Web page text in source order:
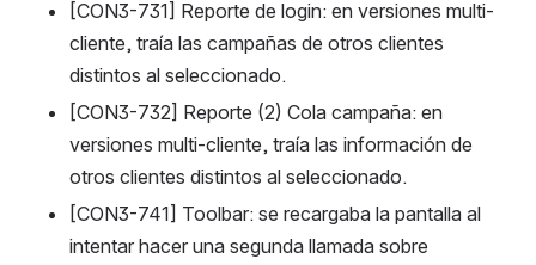
[CON3-731] Reporte de login: en versiones multi-
cliente, traía las campañas de otros clientes
distintos al seleccionado.
[CON3-732] Reporte (2) Cola campaña: en
versiones multi-cliente, traía las información de
otros clientes distintos al seleccionado.
[CON3-741] Toolbar: se recargaba la pantalla al
intentar hacer una segunda llamada sobre